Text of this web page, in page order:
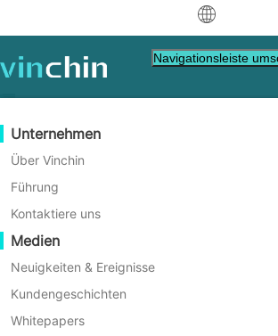
Download Unterstützung
中文
Datenschutz
Backup & Recovery
Echtzeitreplikation
Kontinuierlicher Datenschutz
Offsite-Kopie
Archivierung
Job-Orchestrierung
Workload-Mobilität
Virtuell
VMware
Hyper-V
Proxmox
XCP-ng
oVirt
H3C CAS/UIS
ZStack
Unterstützung-Ressourcen
Wissensdatenbank
Wie man Videos abspielt
Hilfezentrum
Live-Veranstaltungen
Webinare
Live-Demo
Kundengeschichten
Kaufanleitung
Erfahren Sie, wie Sie kaufen
Lizenzrichtlinie
Häufig gestellte Fragen
Kontakt
Angebot anfordern
Werden Sie ein Partner
Partner Programm
Werden Sie ein Partner
Finde einen Partner.
Finden Sie einen lokalen Partner
Bereits Partner
Partner-Portal-Anmeldung
Unternehmen
Über Vinchin
Führung
Kontaktiere uns
Medien
Neuigkeiten & Ereignisse
Kundengeschichten
Whitepapers
Navigationsleiste
Startseite
physische Maschinen
von Clonezilla zu
VMs?
Mithilfe von Clonezilla ist eine
P2V-Migration durchführbar,
physische Maschinen als Abbild
anschließend auf VMware-VMs
wiederhergestellt werden.